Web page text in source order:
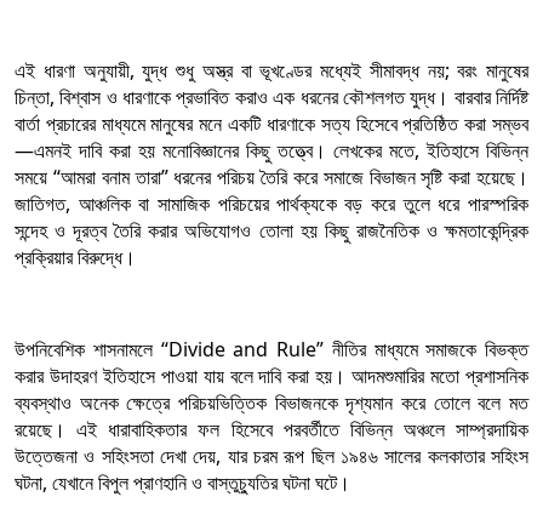
এই ধারণা অনুযায়ী, যুদ্ধ শুধু অস্ত্র বা ভূখণ্ডের মধ্যেই সীমাবদ্ধ নয়; বরং মানুষের
চিন্তা, বিশ্বাস ও ধারণাকে প্রভাবিত করাও এক ধরনের কৌশলগত যুদ্ধ। বারবার নির্দিষ্ট
বার্তা প্রচারের মাধ্যমে মানুষের মনে একটি ধারণাকে সত্য হিসেবে প্রতিষ্ঠিত করা সম্ভব
—এমনই দাবি করা হয় মনোবিজ্ঞানের কিছু তত্ত্বে। লেখকের মতে, ইতিহাসে বিভিন্ন
সময়ে “আমরা বনাম তারা” ধরনের পরিচয় তৈরি করে সমাজে বিভাজন সৃষ্টি করা হয়েছে।
জাতিগত, আঞ্চলিক বা সামাজিক পরিচয়ের পার্থক্যকে বড় করে তুলে ধরে পারস্পরিক
সন্দেহ ও দূরত্ব তৈরি করার অভিযোগও তোলা হয় কিছু রাজনৈতিক ও ক্ষমতাকেন্দ্রিক
প্রক্রিয়ার বিরুদ্ধে।
উপনিবেশিক শাসনামলে “Divide and Rule” নীতির মাধ্যমে সমাজকে বিভক্ত
করার উদাহরণ ইতিহাসে পাওয়া যায় বলে দাবি করা হয়। আদমশুমারির মতো প্রশাসনিক
ব্যবস্থাও অনেক ক্ষেত্রে পরিচয়ভিত্তিক বিভাজনকে দৃশ্যমান করে তোলে বলে মত
রয়েছে। এই ধারাবাহিকতার ফল হিসেবে পরবর্তীতে বিভিন্ন অঞ্চলে সাম্প্রদায়িক
উত্তেজনা ও সহিংসতা দেখা দেয়, যার চরম রূপ ছিল ১৯৪৬ সালের কলকাতার সহিংস
ঘটনা, যেখানে বিপুল প্রাণহানি ও বাস্তুচ্যুতির ঘটনা ঘটে।